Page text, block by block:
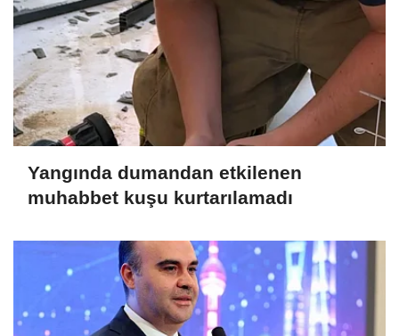
Yangında dumandan etkilenen
muhabbet kuşu kurtarılamadı